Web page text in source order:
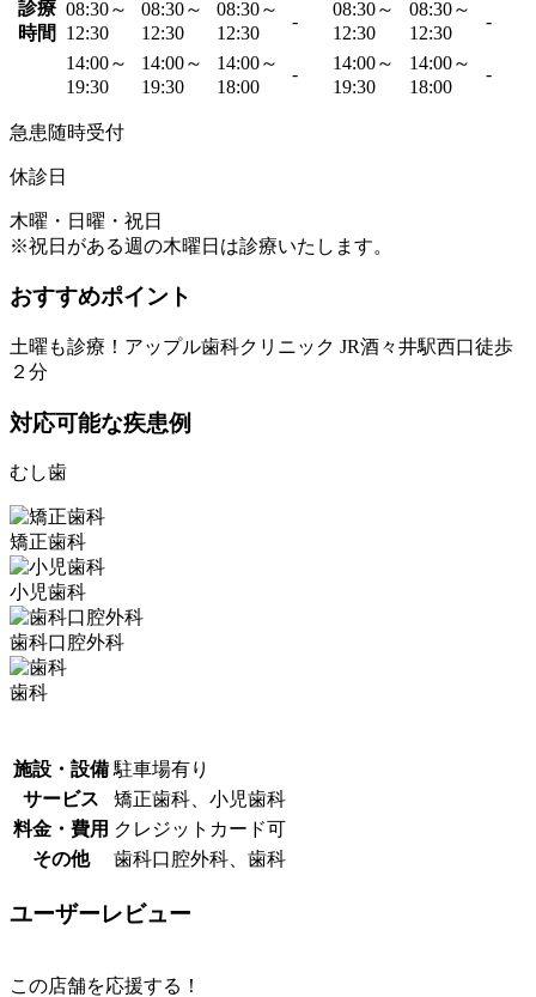
診療
時間
08:30～
12:30
08:30～
12:30
08:30～
12:30
-
08:30～
12:30
08:30～
12:30
-
14:00～
19:30
14:00～
19:30
14:00～
18:00
-
14:00～
19:30
14:00～
18:00
-
急患随時受付
休診日
木曜・日曜・祝日
※祝日がある週の木曜日は診療いたします。
おすすめポイント
土曜も診療！アップル歯科クリニック JR酒々井駅西口徒歩
２分
対応可能な疾患例
むし歯
矯正歯科
小児歯科
歯科口腔外科
歯科
施設・設備 駐車場有り
サービス
矯正歯科、小児歯科
料金・費用 クレジットカード可
その他
歯科口腔外科、歯科
ユーザーレビュー
この店舗を応援する！